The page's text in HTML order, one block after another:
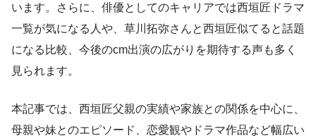
います。さらに、俳優としてのキャリアでは西垣匠ドラマ
一覧が気になる人や、草川拓弥さんと西垣匠似てると話題
になる比較、今後のcm出演の広がりを期待する声も多く
見られます。
本記事では、西垣匠父親の実績や家族との関係を中心に、
母親や妹とのエピソード、恋愛観やドラマ作品など幅広い